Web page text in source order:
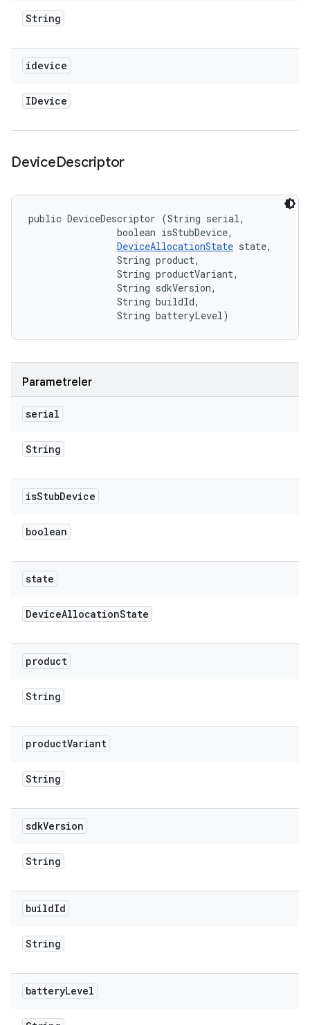
String
idevice
IDevice
DeviceDescriptor
public DeviceDescriptor (String serial,
                boolean isStubDevice,
DeviceAllocationState state,
                String product,
                String productVariant,
                String sdkVersion,
                String buildId,
                String batteryLevel)
Parametreler
serial
String
isStubDevice
boolean
state
DeviceAllocationState
product
String
productVariant
String
sdkVersion
String
buildId
String
batteryLevel